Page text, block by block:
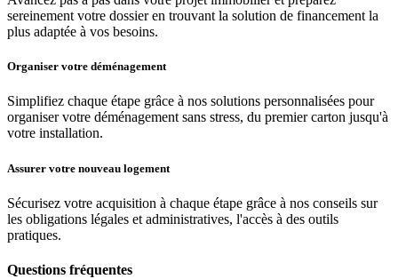
sereinement votre dossier en trouvant la solution de financement la
plus adaptée à vos besoins.
Organiser votre déménagement
Simplifiez chaque étape grâce à nos solutions personnalisées pour
organiser votre déménagement sans stress, du premier carton jusqu'à
votre installation.
Assurer votre nouveau logement
Sécurisez votre acquisition à chaque étape grâce à nos conseils sur
les obligations légales et administratives, l'accès à des outils
pratiques.
Questions fréquentes